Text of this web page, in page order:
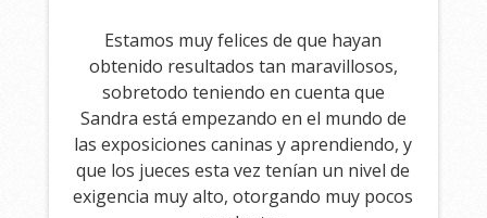
Estamos muy felices de que hayan
obtenido resultados tan maravillosos,
sobretodo teniendo en cuenta que
Sandra está empezando en el mundo de
las exposiciones caninas y aprendiendo, y
que los jueces esta vez tenían un nivel de
exigencia muy alto, otorgando muy pocos